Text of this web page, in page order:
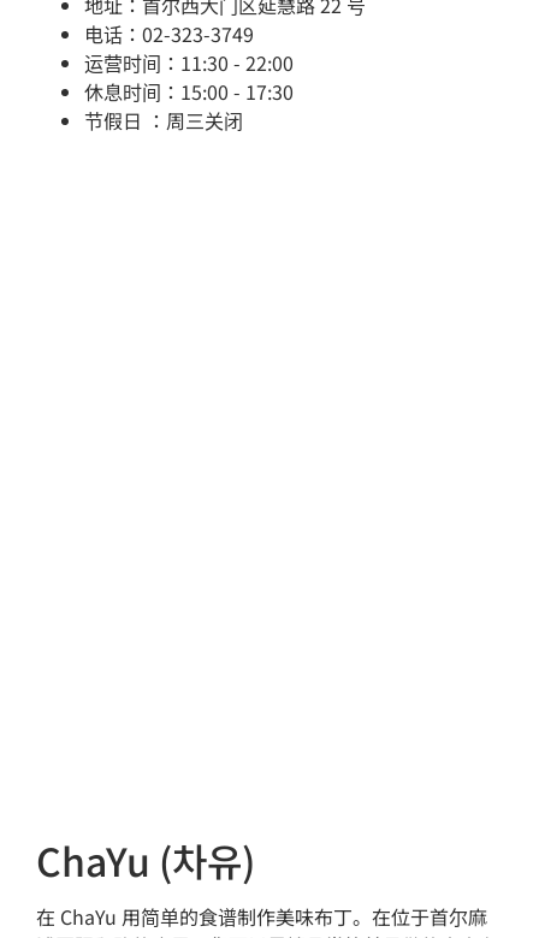
电话：02-323-3749
运营时间：11:30 - 22:00
休息时间：15:00 - 17:30
节假日 ：周三关闭
ChaYu (차유)
在 ChaYu 用简单的食谱制作美味布丁。在位于首尔麻